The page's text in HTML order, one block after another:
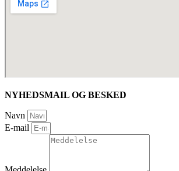
NYHEDSMAIL OG BESKED
Navn
E-mail